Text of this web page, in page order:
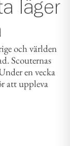
läger
och världen
Scouternas
en vecka
att uppleva